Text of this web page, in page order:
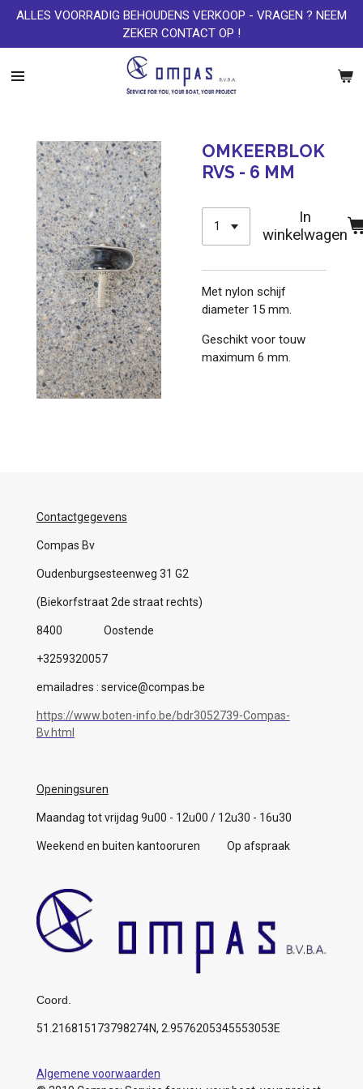
Ga
naar
de
ALLES VOORRADIG BEHOUDENS VERKOOP - VRAGEN ? NEEM
ZEKER CONTACT OP !
OMKEERBLOK
RVS - 6 MM
In
winkelwagen
Met nylon schijf
diameter 15 mm.
Geschikt voor touw
maximum 6 mm.
Contactgegevens
Compas Bv
Oudenburgsesteenweg 31 G2
(Biekorfstraat 2de straat rechts)
8400 Oostende
+3259320057
emailadres : service@compas.be
https://www.boten-info.be/bdr3052739-Compas-
Bv.html
Openingsuren
Maandag tot vrijdag 9u00 - 12u00 / 12u30 - 16u30
Weekend en buiten kantooruren Op afspraak
Coord.
51.216815173798274N, 2.9576205345553053E
Algemene voorwaarden